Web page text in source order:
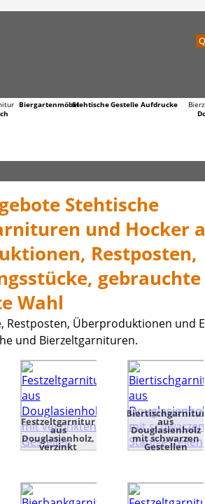
BiergartenmöbelStehtischeGestelle Aufdrucke
Stehtische
und Hocker
Restposten,
Wahl
Restposten, Überproduktionen und
und Bierzeltgarnituren.
Festzeltgarnitur
aus
Douglasienholz,
verzinkt
Biertischgarnitur
aus
Douglasienholz
mit schwarzen
Gestellen